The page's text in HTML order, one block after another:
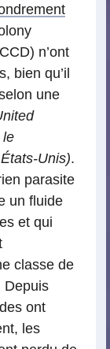
n’ont
bien qu’il
une
le
Unis).
parasite
un fluide
et qui
classe de
Depuis
ont
les